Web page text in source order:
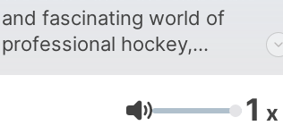
and fascinating world of
professional hockey,
accompanied by like minded
people who all share the love
for the same sport.Volumen 1 x